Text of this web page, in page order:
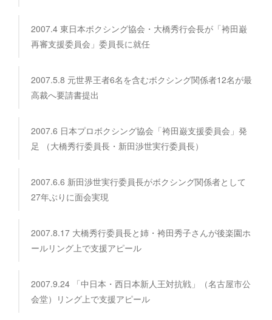
2007.4 東日本ボクシング協会・大橋秀行会長が「袴田巌
再審支援委員会」委員長に就任
2007.5.8 元世界王者6名を含むボクシング関係者12名が最
高裁へ要請書提出
2007.6 日本プロボクシング協会「袴田巌支援委員会」発
足 （大橋秀行委員長・新田渉世実行委員長）
2007.6.6 新田渉世実行委員長がボクシング関係者として
27年ぶりに面会実現
2007.8.17 大橋秀行委員長と姉・袴田秀子さんが後楽園ホ
ールリング上で支援アピール
2007.9.24 「中日本・西日本新人王対抗戦」（名古屋市公
会堂）リング上で支援アピール